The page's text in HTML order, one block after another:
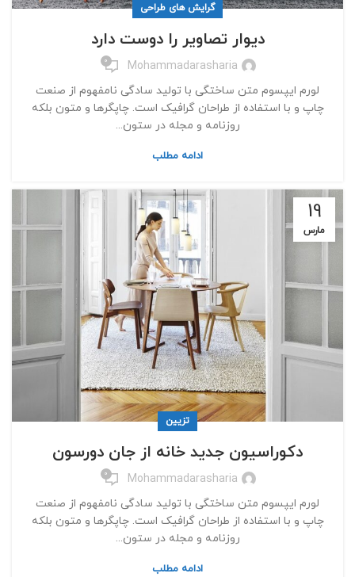
گرایش های طراحی
دیوار تصاویر را دوست دارد
Mohammadarasharia
0
لورم ایپسوم متن ساختگی با تولید سادگی نامفهوم از صنعت
چاپ و با استفاده از طراحان گرافیک است. چاپگرها و متون بلکه
روزنامه و مجله در ستون...
ادامه مطلب
19
مارس
تزیین
دکوراسیون جدید خانه از جان دورسون
Mohammadarasharia
0
لورم ایپسوم متن ساختگی با تولید سادگی نامفهوم از صنعت
چاپ و با استفاده از طراحان گرافیک است. چاپگرها و متون بلکه
روزنامه و مجله در ستون...
ادامه مطلب